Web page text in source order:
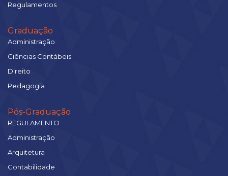
Regulamentos
Graduação
Administração
Ciências Contábeis
Direito
Pedagogia
Pós-Graduação
REGULAMENTO
Administração
Arquitetura
Contabilidade